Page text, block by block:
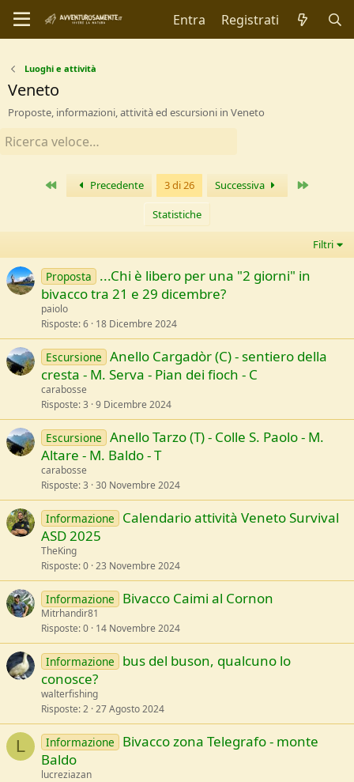
Entra Registrati
Luoghi e attività
Veneto
Proposte, informazioni, attività ed escursioni in Veneto
Primo Precedente 3 di 26 Successiva
Statistiche
Filtri
Proposta
...Chi è libero per una "2 giorni" in
bivacco tra 21 e 29 dicembre?
paiolo
Risposte 6 18 Dicembre 2024
Escursione Anello Cargadòr (C) - sentiero della
cresta - M. Serva - Pian dei fioch - C
carabosse
Risposte 3 9 Dicembre 2024
Escursione Anello Tarzo (T) - Colle S. Paolo - M.
Altare - M. Baldo - T
carabosse
Risposte 3 30 Novembre 2024
Informazione
Calendario attività Veneto Survival
ASD 2025
TheKing
Risposte 0 23 Novembre 2024
Informazione Bivacco Caimi al Cornon
Mitrhandir81
Risposte 0 14 Novembre 2024
Informazione
bus del buson, qualcuno lo
conosce?
walterfishing
Risposte 2 27 Agosto 2024
L Informazione
Bivacco zona Telegrafo - monte
Baldo
lucreziazan